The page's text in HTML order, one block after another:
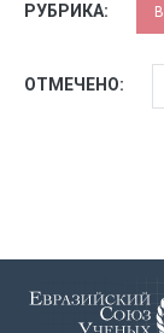
РУБРИКА:
ОТМЕЧЕНО: